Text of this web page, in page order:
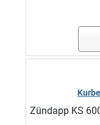
Zündapp KS